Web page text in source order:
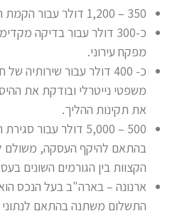
350 – 1,200 דולר עבור הקמת החברה.
כ-300 דולר עבור בדיקה
מפקח עירוני.
כ- 400 דולר עבור
משפטי נייטרלי ובודקת את
את תקינות ההליך.
500 – 5,000 דולר
בהתאם להיקף העסקה, משולם
הקצוות בין הגורמים השונים
ארנונה – בארה"ב בעל הנכס
התשלום משתנה בהתאם לנתוני